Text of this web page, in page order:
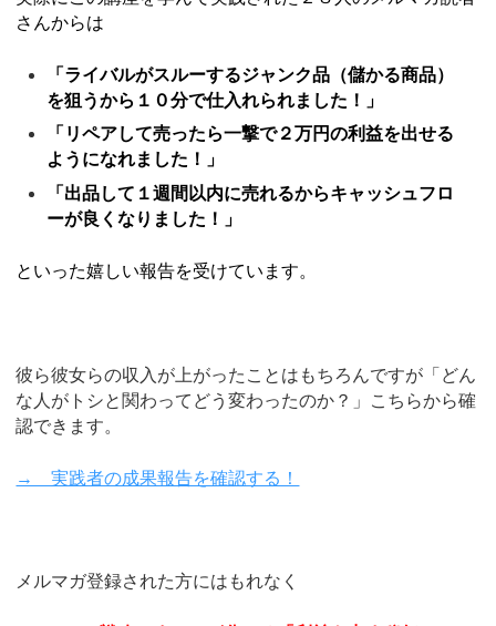
さんからは
「ライバルがスルーするジャンク品（儲かる商品）
を狙うから１０分で仕入れられました！」
「リペアして売ったら一撃で２万円の利益を出せる
ようになれました！」
「出品して１週間以内に売れるからキャッシュフロ
ーが良くなりました！」
といった嬉しい報告を受けています。
彼ら彼女らの収入が上がったことはもちろんですが「どん
な人がトシと関わってどう変わったのか？」こちらから確
認できます。
→ 実践者の成果報告を確認する！
メルマガ登録された方にはもれなく